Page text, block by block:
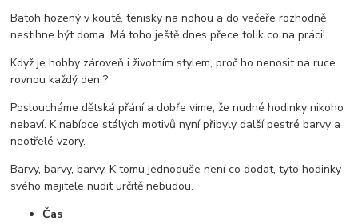
Batoh hozený v koutě, tenisky na nohou a do večeře rozhodně
nestihne být doma. Má toho ještě dnes přece tolik co na práci!
Když je hobby zároveň i životním stylem, proč ho nenosit na ruce
rovnou každý den ?
Posloucháme dětská přání a dobře víme, že nudné hodinky nikoho
nebaví. K nabídce stálých motivů nyní přibyly další pestré barvy a
neotřelé vzory.
Barvy, barvy, barvy. K tomu jednoduše není co dodat, tyto hodinky
svého majitele nudit určitě nebudou.
Čas